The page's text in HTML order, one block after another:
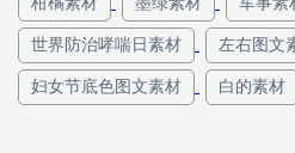
世界防治哮喘日素材 左右图文
妇女节底色图文素材 白的素材